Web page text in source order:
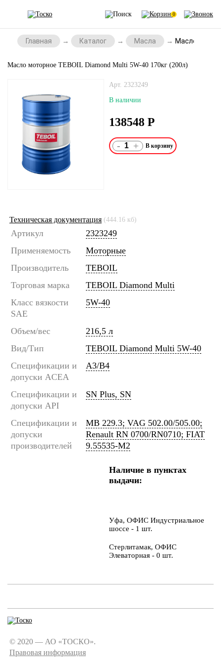
0
Главная Каталог Масла Масло
Масло моторное TEBOIL Diamond Multi 5W-40 170кг (200л)
Арт. 2323249
В наличии
138548 Р
- +
Техническая документация (444.16 кб)
Артикул
2323249
Применяемость
Моторные
Производитель
TEBOIL
Торговая марка
TEBOIL Diamond Multi
Класс вязкости
SAE
5W-40
Объем/вес
216,5 л
Вид/Тип
TEBOIL Diamond Multi 5W-40
Спецификации и
допуски ACEA
A3/B4
Спецификации и
допуски API
SN Plus, SN
Спецификации и
допуски
производителей
MB 229.3; VAG 502.00/505.00;
Renault RN 0700/RN0710; FIAT
9.55535-M2
Наличие в пунктах
выдачи:
Уфа, ОФИС Индустриальное
шоссе - 1 шт.
Стерлитамак, ОФИС
Элеваторная - 0 шт.
© 2020 — АО «ТОСКО».
Правовая информация